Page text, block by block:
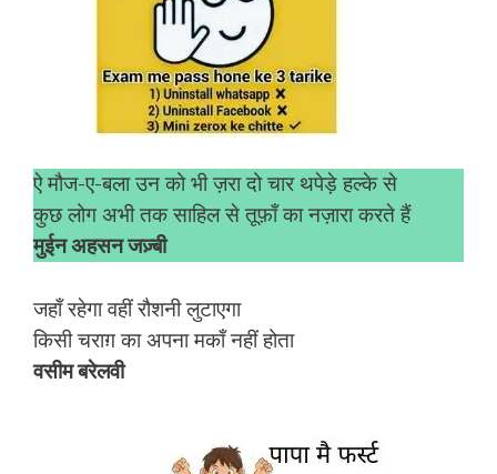
ऐ मौज-ए-बला उन को भी ज़रा दो चार थपेड़े हल्के से
कुछ लोग अभी तक साहिल से तूफ़ाँ का नज़ारा करते हैं
मुईन अहसन जज़्बी
जहाँ रहेगा वहीं रौशनी लुटाएगा
किसी चराग़ का अपना मकाँ नहीं होता
वसीम बरेलवी